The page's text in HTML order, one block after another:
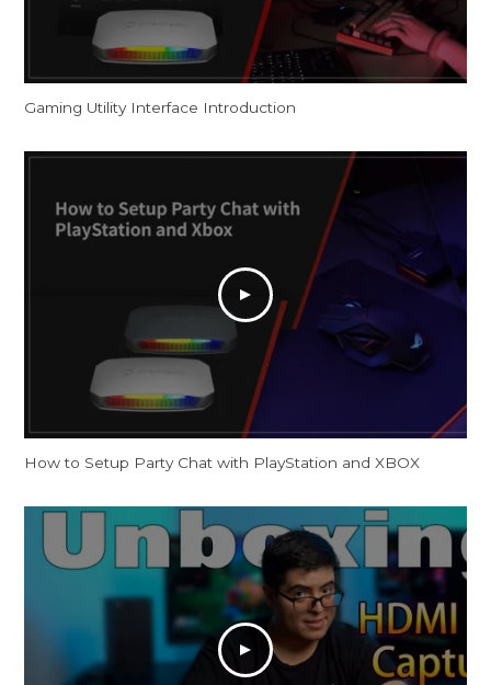
Gaming Utility Interface Introduction
How to Setup Party Chat with PlayStation and XBOX